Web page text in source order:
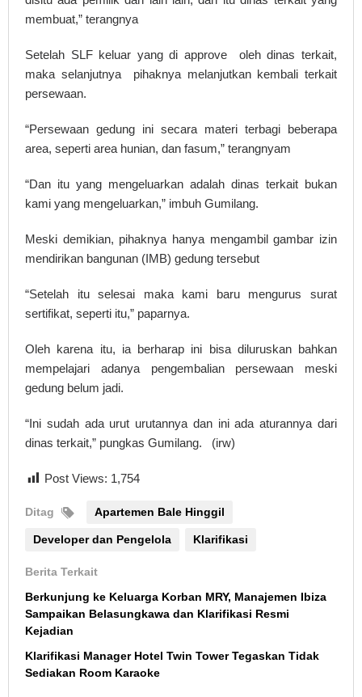
membuat,” terangnya
Setelah SLF keluar yang di approve oleh dinas terkait,
maka selanjutnya pihaknya melanjutkan kembali terkait
persewaan.
“Persewaan gedung ini secara materi terbagi beberapa
area, seperti area hunian, dan fasum,” terangnyam
“Dan itu yang mengeluarkan adalah dinas terkait bukan
kami yang mengeluarkan,” imbuh Gumilang.
Meski demikian, pihaknya hanya mengambil gambar izin
mendirikan bangunan (IMB) gedung tersebut
“Setelah itu selesai maka kami baru mengurus surat
sertifikat, seperti itu,” paparnya.
Oleh karena itu, ia berharap ini bisa diluruskan bahkan
mempelajari adanya pengembalian persewaan meski
gedung belum jadi.
“Ini sudah ada urut urutannya dan ini ada aturannya dari
dinas terkait,” pungkas Gumilang. (irw)
Post Views: 1,754
Ditag Apartemen Bale Hinggil
Developer dan Pengelola Klarifikasi
Berita Terkait
Berkunjung ke Keluarga Korban MRY, Manajemen Ibiza
Sampaikan Belasungkawa dan Klarifikasi Resmi
Kejadian
Klarifikasi Manager Hotel Twin Tower Tegaskan Tidak
Sediakan Room Karaoke